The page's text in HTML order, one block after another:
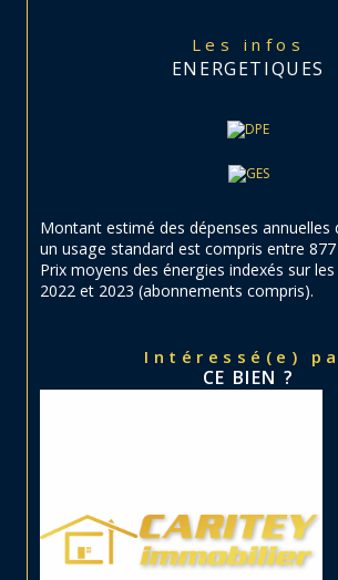
Les infos
ENERGETIQUES
Montant estimé des dépenses annuelles
un usage standard est compris entre
Prix moyens des énergies indexés sur
2022 et 2023 (abonnements compris).
Intéressé(e)
CE BIEN ?